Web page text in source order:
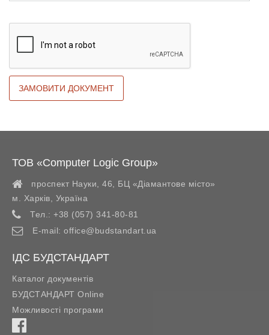
ТОВ «Computer Logic Group»
проспект Науки, 46, БЦ «Діамантове місто»
м. Харків
Україна
Тел.: +38 (057) 341-80-81
E-mail: office@budstandart.ua
ІДС БУДСТАНДАРТ
Каталог документів
БУДСТАНДАРТ Online
Можливості програми